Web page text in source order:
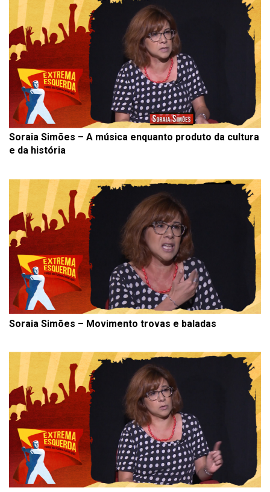
Soraia Simões – A música enquanto produto da cultura
e da história
Soraia Simões – Movimento trovas e baladas